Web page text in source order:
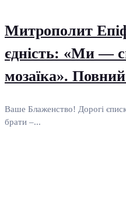
Митрополит
єдність: «Ми —
мозаїка».
Ваше Блаженство! Дорогі
брати –...